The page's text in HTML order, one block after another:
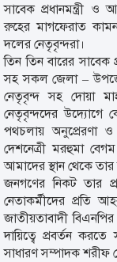
সাবেক প্রধানমন্ত্রী ও
রুহের মাগফেরাত
দলের নেতৃবৃন্দরা।
তিন তিন বারের সাবেক
সহ সকল জেলা –
নেতৃবৃন্দ সহ দোয়া
নেতৃবৃন্দদের উদ্যোগে
পথচলায় অনুপ্রেরণা
দেশনেত্রী মরহুমা
আমাদের স্থান থেকে
জনগণের নিকট তার
নেতাকর্মীদের প্রতি
জাতীয়তাবাদী
দায়িত্বে প্রবর্তন
সাধারণ সম্পাদক শরীফ